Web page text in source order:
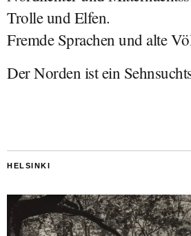
Trolle und Elfen.
Fremde Sprachen und alte
Der Norden ist ein
HELSINKI